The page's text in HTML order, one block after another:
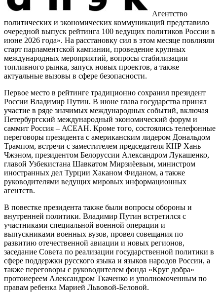
Агентство
политических и экономических коммуникаций представило
очередной выпуск рейтинга 100 ведущих политиков России в
июне 2026 года». На расстановку сил в этом месяце повлияли
старт парламентской кампании, проведение крупных
международных мероприятий, вопросы стабилизации
топливного рынка, запуск новых проектов, а также
актуальные вызовы в сфере безопасности.
Первое место в рейтинге традиционно сохранил президент
России Владимир Путин. В июне глава государства принял
участие в ряде значимых международных событий, включая
Петербургский международный экономический форум и
саммит Россия – АСЕАН. Кроме того, состоялись телефонные
переговоры президента с американским лидером Дональдом
Трампом, встречи с заместителем председателя КНР Хань
Чжэном, президентом Белоруссии Александром Лукашенко,
главой Узбекистана Шавкатом Мирзиёевым, министром
иностранных дел Турции Хаканом Фиданом, а также
руководителями ведущих мировых информационных
агентств.
В повестке президента также были вопросы обороны и
внутренней политики. Владимир Путин встретился с
участниками специальной военной операции и
выпускниками военных вузов, провел совещания по
развитию отечественной авиации и новых регионов,
заседание Совета по реализации государственной политики в
сфере поддержки русского языка и языков народов России, а
также переговоры с руководителем фонда «Круг добра»
протоиереем Александром Ткаченко и уполномоченным по
правам ребенка Марией Львовой-Беловой.